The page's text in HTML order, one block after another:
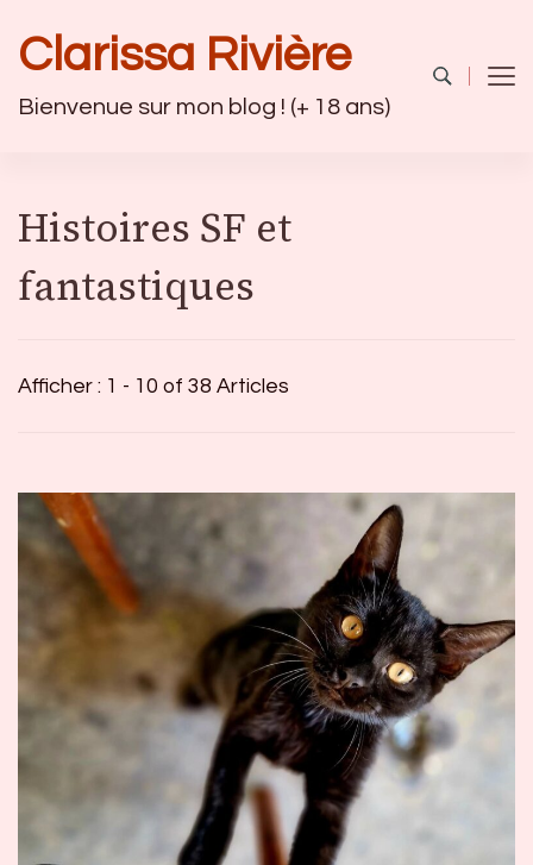
Clarissa Rivière
Bienvenue sur mon blog ! (+ 18 ans)
Histoires SF et
fantastiques
Afficher : 1 - 10 of 38 Articles